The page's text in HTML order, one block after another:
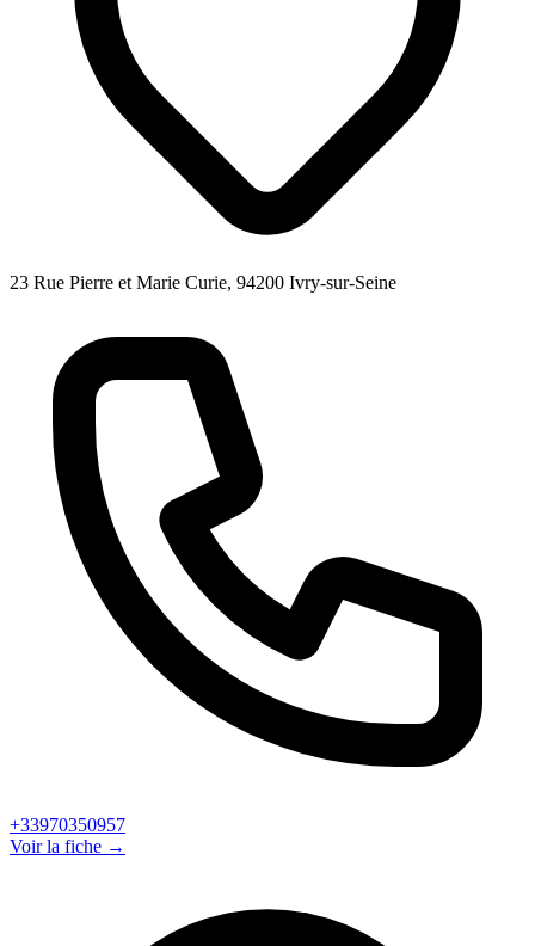
23 Rue Pierre et Marie Curie, 94200 Ivry-sur-Seine
+33970350957
Voir la fiche →